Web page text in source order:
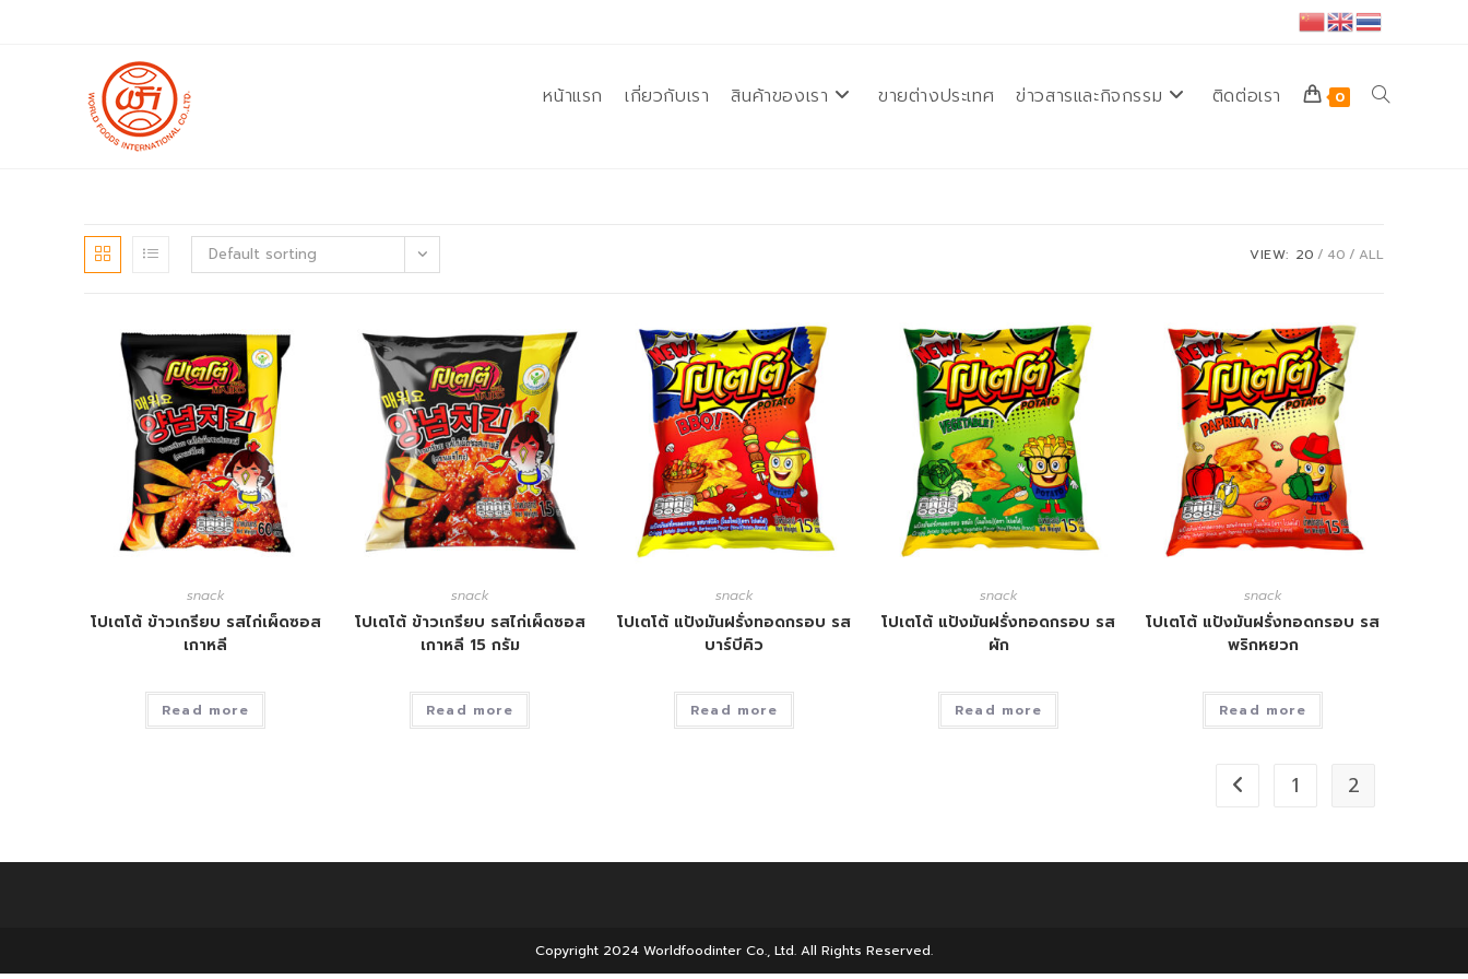
หน้าแรก เกี่ยวกับเรา สินค้าของเรา ขายต่างประเทศ ข่าวสารและกิจกรรม ติดต่อเรา 0 Toggle
search
Default sorting VIEW: 20 40 ALL
snack
โปเตโต้ ข้าวเกรียบ รสไก่เผ็ดซอส
เกาหลี
Read more
snack
โปเตโต้ ข้าวเกรียบ รสไก่เผ็ดซอส
เกาหลี 15 กรัม
Read more
snack
โปเตโต้ แป้งมันฝรั่งทอดกรอบ รส
บาร์บีคิว
Read more
snack
โปเตโต้ แป้งมันฝรั่งทอดกรอบ รส
ผัก
Read more
snack
โปเตโต้ แป้งมันฝรั่งทอดกรอบ รส
พริกหยวก
Read more
1 2
Copyright 2024 Worldfoodinter Co., Ltd. All Rights Reserved.